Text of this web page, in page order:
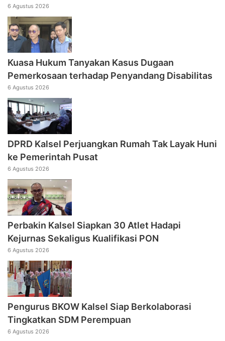
6 Agustus 2026
Kuasa Hukum Tanyakan Kasus Dugaan
Pemerkosaan terhadap Penyandang Disabilitas
6 Agustus 2026
DPRD Kalsel Perjuangkan Rumah Tak Layak Huni
ke Pemerintah Pusat
6 Agustus 2026
Perbakin Kalsel Siapkan 30 Atlet Hadapi
Kejurnas Sekaligus Kualifikasi PON
6 Agustus 2026
Pengurus BKOW Kalsel Siap Berkolaborasi
Tingkatkan SDM Perempuan
6 Agustus 2026